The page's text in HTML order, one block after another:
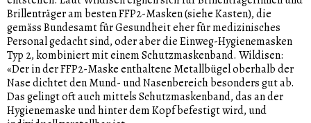
Brillenträger am besten FFP2-Masken (siehe Kasten), die
gemäss Bundesamt für Gesundheit eher für medizinisches
Personal gedacht sind, oder aber die Einweg-Hygienemasken
Typ 2, kombiniert mit einem Schutzmaskenband. Wildisen:
«Der in der FFP2-Maske enthaltene Metallbügel oberhalb der
Nase dichtet den Mund- und Nasenbereich besonders gut ab.
Das gelingt oft auch mittels Schutzmaskenband, das an der
Hygienemaske und hinter dem Kopf befestigt wird, und